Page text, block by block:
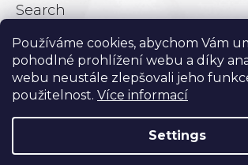
Používáme cookies, abychom Vám
pohodlné prohlížení webu a díky
webu neustále zlepšovali jeho
použitelnost. Více informací
Settings
Search